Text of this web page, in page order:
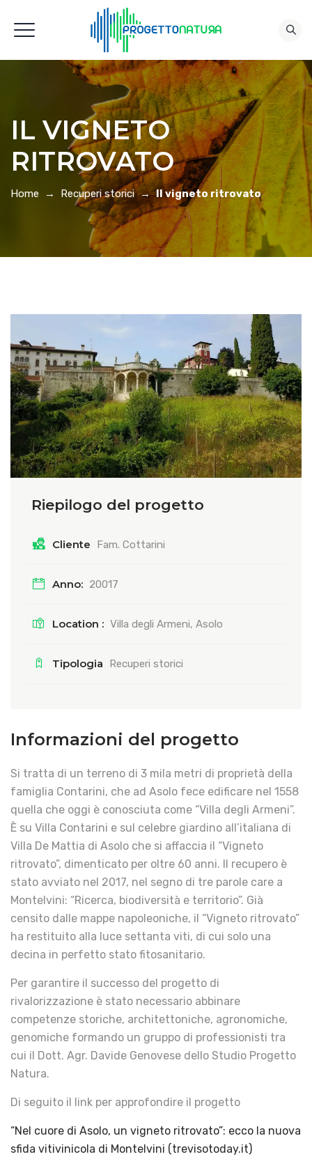
IL VIGNETO
RITROVATO
Home → Recuperi storici→Il vigneto ritrovato
Riepilogo del progetto
Cliente Fam. Cottarini
Anno: 20017
Location : Villa degli Armeni, Asolo
Tipologia Recuperi storici
Informazioni del progetto
Si tratta di un terreno di 3 mila metri di proprietà della
famiglia Contarini, che ad Asolo fece edificare nel 1558
quella che oggi è conosciuta come “Villa degli Armeni”.
È su Villa Contarini e sul celebre giardino all’italiana di
Villa De Mattia di Asolo che si affaccia il “Vigneto
ritrovato”, dimenticato per oltre 60 anni. Il recupero è
stato avviato nel 2017, nel segno di tre parole care a
Montelvini: “Ricerca, biodiversità e territorio”. Già
censito dalle mappe napoleoniche, il “Vigneto ritrovato”
ha restituito alla luce settanta viti, di cui solo una
decina in perfetto stato fitosanitario.
Per garantire il successo del progetto di
rivalorizzazione è stato necessario abbinare
competenze storiche, architettoniche, agronomiche,
genomiche formando un gruppo di professionisti tra
cui il Dott. Agr. Davide Genovese dello Studio Progetto
Natura.
Di seguito il link per approfondire il progetto
“Nel cuore di Asolo, un vigneto ritrovato”: ecco la nuova
sfida vitivinicola di Montelvini (trevisotoday.it)